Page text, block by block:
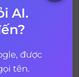
này
để tồn
đứng
nghiệp
AI.
được
tên.